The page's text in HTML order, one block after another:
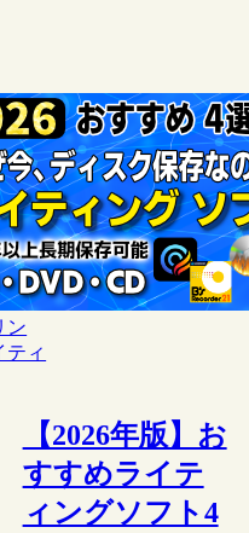
ン
ティ
【2026年版】お
すすめライテ
ィングソフト4